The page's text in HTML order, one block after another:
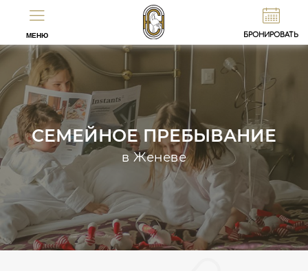
МЕНЮ БРОНИРОВАТЬ
СЕМЕЙНОЕ ПРЕБЫВАНИЕ
в Женеве